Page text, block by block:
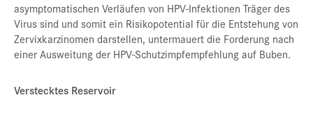
asymptomatischen Verläufen von HPV-Infektionen Träger des
Virus sind und somit ein Risikopotential für die Entstehung von
Zervixkarzinomen darstellen, untermauert die Forderung nach
einer Ausweitung der HPV-Schutzimpfempfehlung auf Buben.
Verstecktes Reservoir